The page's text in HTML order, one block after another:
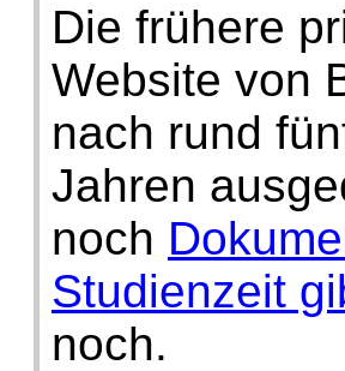
Die frühere
Website von
nach rund
Jahren
noch
Studienzeit
noch.